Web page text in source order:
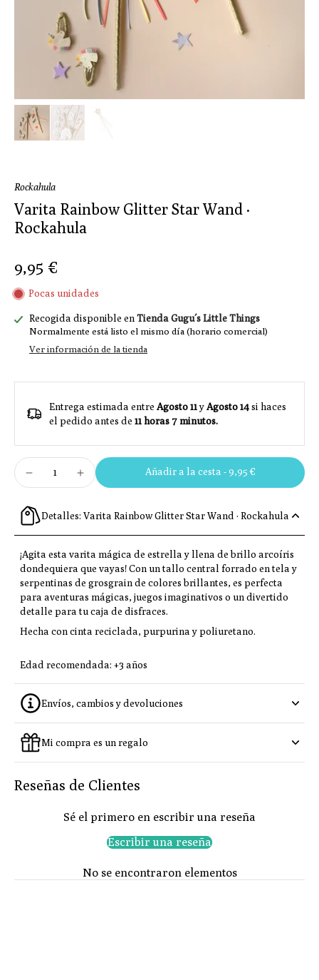
Rockahula
Varita Rainbow Glitter Star Wand ·
Rockahula
9,95 €
Pocas unidades
Recogida disponible en Tienda Gugu´s Little Things
Normalmente está listo el mismo día (horario comercial)
Ver información de la tienda
Entrega estimada entre Agosto 11yAgosto 14si haces
el pedido antes de 11 horas 7 minutos.
Añadir a la cesta -9,95 €
Detalles: Varita Rainbow Glitter Star Wand · Rockahula
¡Agita esta varita mágica de estrella y llena de brillo arcoíris
dondequiera que vayas! Con un tallo central forrado en tela y
serpentinas de grosgrain de colores brillantes, es perfecta
para aventuras mágicas, juegos imaginativos o un divertido
detalle para tu caja de disfraces.
Hecha con cinta reciclada, purpurina y poliuretano.
Edad recomendada: +3 años
Envíos, cambios y devoluciones
Mi compra es un regalo
Reseñas de Clientes
Sé el primero en escribir una reseña
Escribir una reseña
No se encontraron elementos